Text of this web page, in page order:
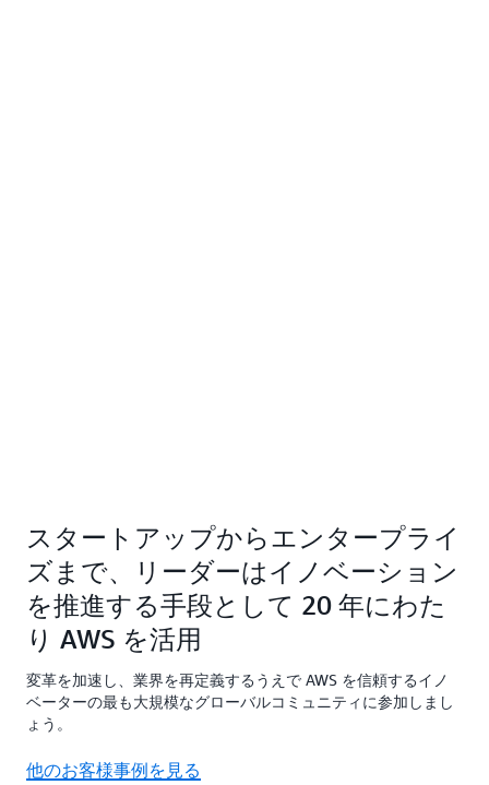
スタートアップからエンタープライ
ズまで、リーダーはイノベーション
を推進する手段として 20 年にわた
り AWS を活用
変革を加速し、業界を再定義するうえで AWS を信頼するイノ
ベーターの最も大規模なグローバルコミュニティに参加しまし
ょう。
他のお客様事例を見る